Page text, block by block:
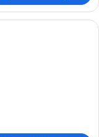
cassaforte in camera,